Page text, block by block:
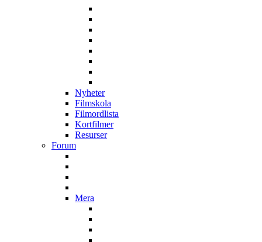
Nyheter
Filmskola
Filmordlista
Kortfilmer
Resurser
Forum
Mera